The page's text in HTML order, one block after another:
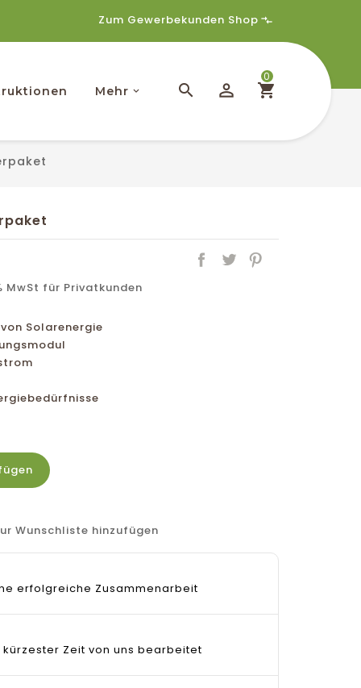
Zum Gewerbekunden Shop
Mehr
0
MwSt für Privatkunden
Solarenergie
Wunschliste hinzufügen
erfolgreiche Zusammenarbeit
Zeit von uns bearbeitet